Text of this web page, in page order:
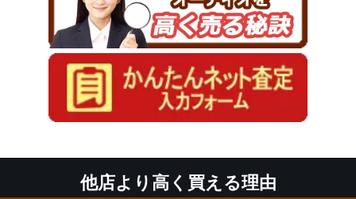
他店より高く買える理由